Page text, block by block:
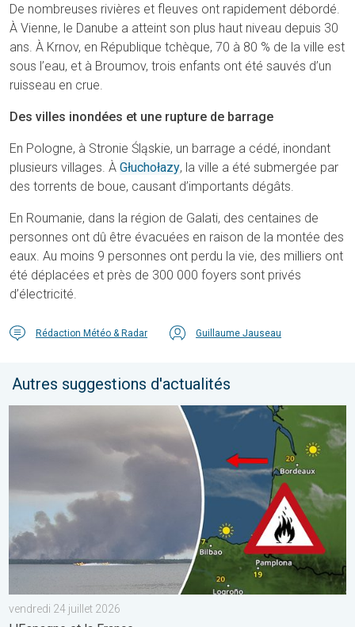
De nombreuses rivières et fleuves ont rapidement débordé.
À Vienne, le Danube a atteint son plus haut niveau depuis 30
ans. À Krnov, en République tchèque, 70 à 80 % de la ville est
sous l’eau, et à Broumov, trois enfants ont été sauvés d’un
ruisseau en crue.
Des villes inondées et une rupture de barrage
En Pologne, à Stronie Śląskie, un barrage a cédé, inondant
plusieurs villages. À Głuchołazy, la ville a été submergée par
des torrents de boue, causant d’importants dégâts.
En Roumanie, dans la région de Galati, des centaines de
personnes ont dû être évacuées en raison de la montée des
eaux. Au moins 9 personnes ont perdu la vie, des milliers ont
été déplacées et près de 300 000 foyers sont privés
d’électricité.
Rédaction Météo & Radar Guillaume Jauseau
Autres suggestions d'actualités
Les feux de forêt sont incontrôlables. L'Espagne et la France.
vendredi 24 juillet 2026